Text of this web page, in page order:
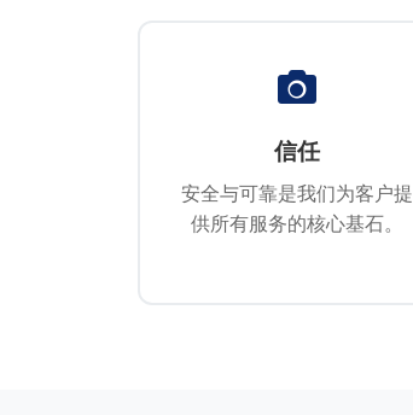
信任
安全与可靠是我们为客户提
供所有服务的核心基石。